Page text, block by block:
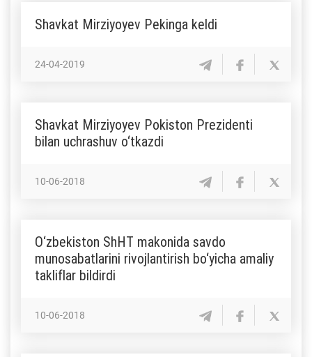
Shavkat Mirziyoyev Pekinga keldi
24-04-2019
Shavkat Mirziyoyev Pokiston Prezidenti
bilan uchrashuv o‘tkazdi
10-06-2018
O‘zbekiston ShHT makonida savdo
munosabatlarini rivojlantirish bo‘yicha amaliy
takliflar bildirdi
10-06-2018